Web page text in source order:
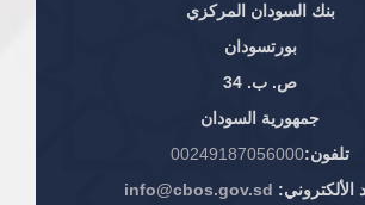
بنك السودان المركزي
بورتسودان
ص. ب. 34
جمهورية السودان
تلفون:00249187056000
الألكتروني: info@cbos.gov.sd